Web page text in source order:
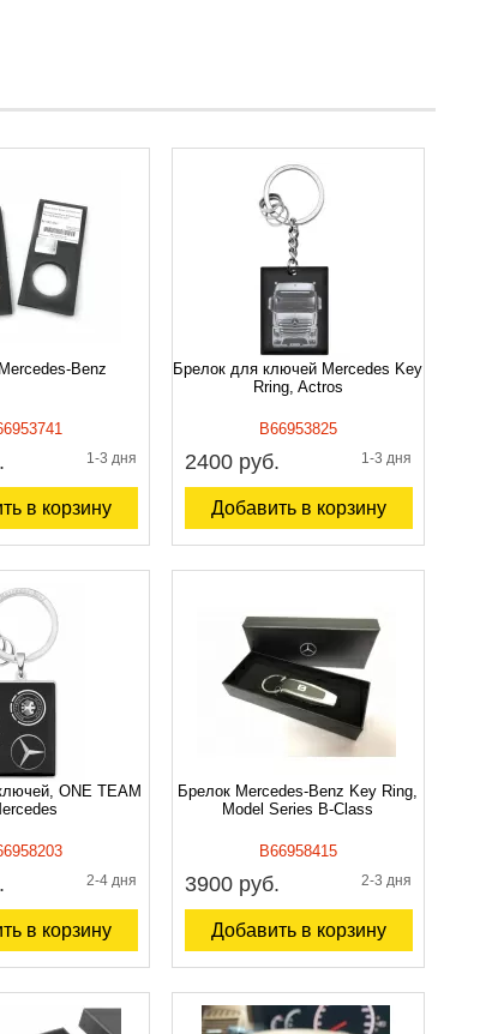
Benz
1-3 дня
в корзину
Брелок для ключей Mercedes Key
Rring, Actros
B66953825
2400 руб. 1-3 дня
Добавить в корзину
ONE TEAM
2-4 дня
в корзину
Брелок Mercedes-Benz Key Ring,
Model Series B-Class
B66958415
3900 руб. 2-3 дня
Добавить в корзину